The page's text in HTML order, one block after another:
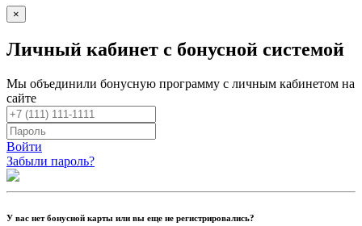
×
Личный кабинет с бонусной системой
Мы объединили бонусную программу с личным кабинетом на
сайте
Войти
Забыли пароль?
У вас нет бонусной карты или вы еще не регистрировались?